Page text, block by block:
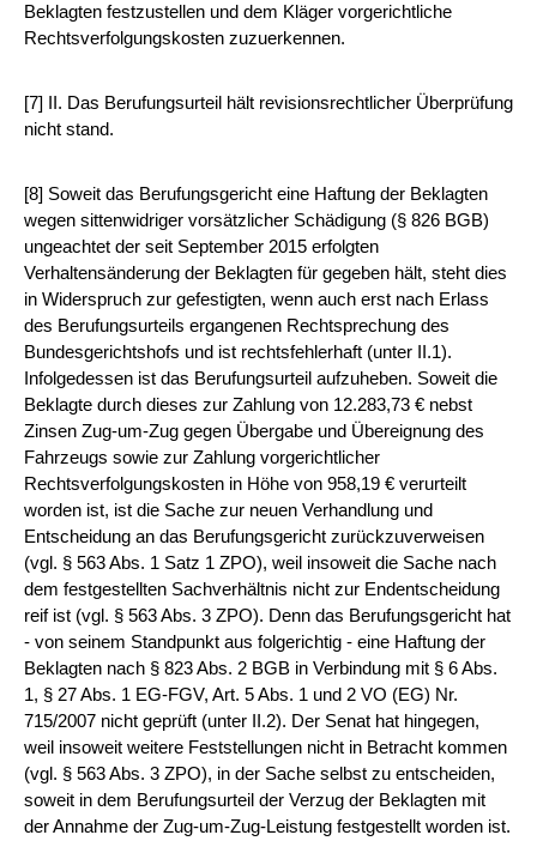
Beklagten festzustellen und dem Kläger vorgerichtliche
Rechtsverfolgungskosten zuzuerkennen.
[7] II. Das Berufungsurteil hält revisionsrechtlicher Überprüfung
nicht stand.
[8] Soweit das Berufungsgericht eine Haftung der Beklagten
wegen sittenwidriger vorsätzlicher Schädigung (§ 826 BGB)
ungeachtet der seit September 2015 erfolgten
Verhaltensänderung der Beklagten für gegeben hält, steht dies
in Widerspruch zur gefestigten, wenn auch erst nach Erlass
des Berufungsurteils ergangenen Rechtsprechung des
Bundesgerichtshofs und ist rechtsfehlerhaft (unter II.1).
Infolgedessen ist das Berufungsurteil aufzuheben. Soweit die
Beklagte durch dieses zur Zahlung von 12.283,73 € nebst
Zinsen Zug-um-Zug gegen Übergabe und Übereignung des
Fahrzeugs sowie zur Zahlung vorgerichtlicher
Rechtsverfolgungskosten in Höhe von 958,19 € verurteilt
worden ist, ist die Sache zur neuen Verhandlung und
Entscheidung an das Berufungsgericht zurückzuverweisen
(vgl. § 563 Abs. 1 Satz 1 ZPO), weil insoweit die Sache nach
dem festgestellten Sachverhältnis nicht zur Endentscheidung
reif ist (vgl. § 563 Abs. 3 ZPO). Denn das Berufungsgericht hat
- von seinem Standpunkt aus folgerichtig - eine Haftung der
Beklagten nach § 823 Abs. 2 BGB in Verbindung mit § 6 Abs.
1, § 27 Abs. 1 EG-FGV, Art. 5 Abs. 1 und 2 VO (EG) Nr.
715/2007 nicht geprüft (unter II.2). Der Senat hat hingegen,
weil insoweit weitere Feststellungen nicht in Betracht kommen
(vgl. § 563 Abs. 3 ZPO), in der Sache selbst zu entscheiden,
soweit in dem Berufungsurteil der Verzug der Beklagten mit
der Annahme der Zug-um-Zug-Leistung festgestellt worden ist.